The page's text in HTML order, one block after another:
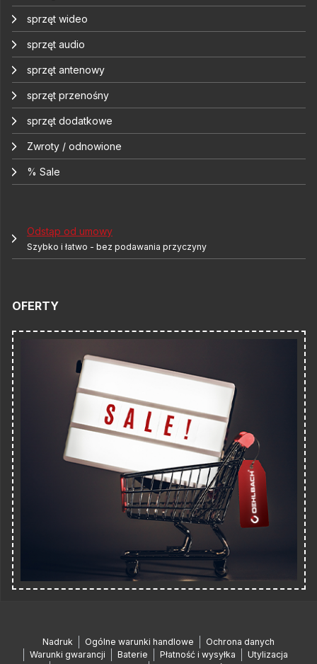
sprzęt wideo
sprzęt audio
sprzęt antenowy
sprzęt przenośny
sprzęt dodatkowe
Zwroty / odnowione
% Sale
Odstąp od umowy
Szybko i łatwo - bez podawania przyczyny
OFERTY
Nadruk Ogólne warunki handlowe
Ochrona danych
Warunki gwarancji
Baterie Płatność i wysyłka
Utylizacja